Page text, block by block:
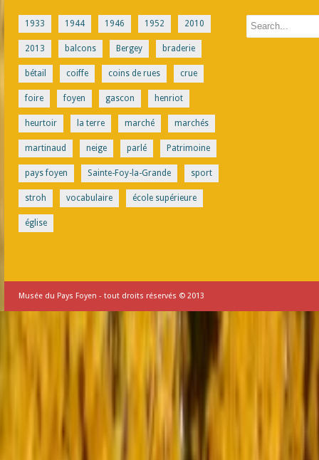
1933 1944 1946 1952 2010
2013 balcons Bergey braderie
bétail coiffe coins de rues crue
foire foyen gascon henriot
heurtoir la terre marché marchés
martinaud neige parlé Patrimoine
pays foyen Sainte-Foy-la-Grande sport
stroh vocabulaire école supérieure
église
Musée du Pays Foyen - tout droits réservés © 2013